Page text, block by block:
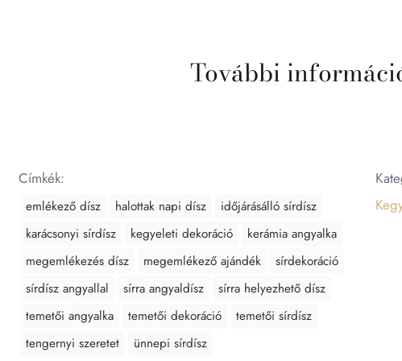
További
Címkék:
emlékező dísz halottak napi dísz
időjárásálló sírdísz
karácsonyi sírdísz
kegyeleti dekoráció
kerámia angyalka
megemlékezés dísz
megemlékező ajándék
sírdekoráció
sírdísz angyallal
sírra angyaldísz
sírra helyezhető dísz
temetői angyalka
temetői dekoráció
temetői sírdísz
tengernyi szeretet
ünnepi sírdísz